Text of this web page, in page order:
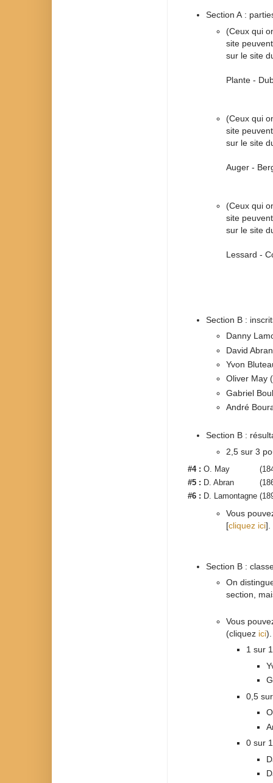
Section A :
(Ceux qui
site
sur le site
Plante -
(Ceux qui
site
sur le site
Auger -
(Ceux qui
site
sur le site
Lessard -
Section B :
Danny
David
Yvon
Oliver May
Gabriel
André
Section B :
2,5 sur 3
#4 : O. May
#5 : D. Abran
#6 : D. Lamontagne
Vous
[cliquez ici].
Section B :
On
section,
Vous
(cliquez ici).
1 sur
0,5
0 sur